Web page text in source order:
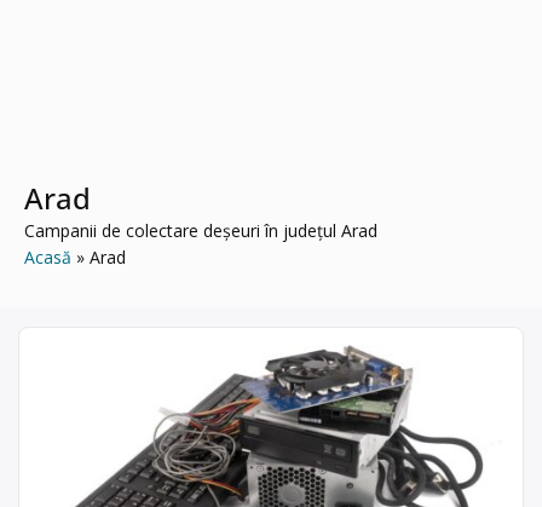
Arad
Campanii de colectare deșeuri în județul Arad
Acasă
Arad